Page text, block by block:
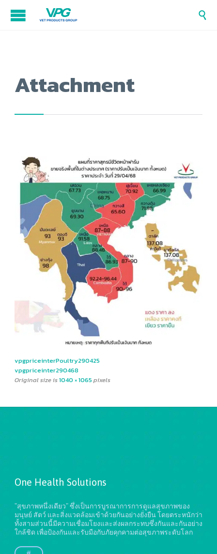

Attachment
vpgpriceinterPoultry290425
vpgpriceinter290468
Original size is1040 × 1065 pixels
One Health Solutions
"สุขภาพหนึ่งเดียว" ซึ่งเป็นการบูรณาการการดูแลสุขภาพของ
มนุษย์ สัตว์ และสิ่งแวดล้อมเข้าด้วยกันอย่างยั่งยืนโดยตระหนักว่า
ทั้งสามส่วนนี้มีความเชื่อมโยงและส่งผลกระทบซึ่งกันและกันอย่าง
ใกล้ชิด เพื่อป้องกันและรับมือกับภัยคุกคามต่อสุขภาพระดับโลก